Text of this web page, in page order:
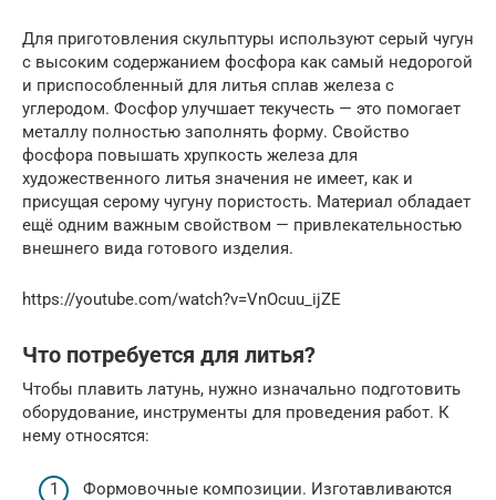
Для приготовления скульптуры используют серый чугун
с высоким содержанием фосфора как самый недорогой
и приспособленный для литья сплав железа с
углеродом. Фосфор улучшает текучесть — это помогает
металлу полностью заполнять форму. Свойство
фосфора повышать хрупкость железа для
художественного литья значения не имеет, как и
присущая серому чугуну пористость. Материал обладает
ещё одним важным свойством — привлекательностью
внешнего вида готового изделия.
https://youtube.com/watch?v=VnOcuu_ijZE
Что потребуется для литья?
Чтобы плавить латунь, нужно изначально подготовить
оборудование, инструменты для проведения работ. К
нему относятся:
Формовочные композиции. Изготавливаются